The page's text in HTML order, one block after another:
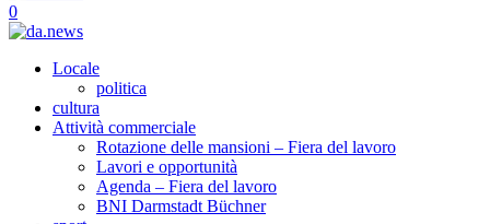
0
Locale
politica
cultura
Attività commerciale
Rotazione delle mansioni – Fiera del lavoro
Lavori e opportunità
Agenda – Fiera del lavoro
BNI Darmstadt Büchner